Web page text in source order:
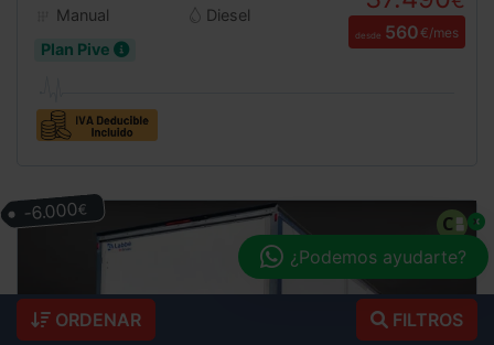
ORDENAR FILTROS
Manual
Diesel
Plan Pive
desde 560€/mes
-6.000€
¿Podemos ayudarte?